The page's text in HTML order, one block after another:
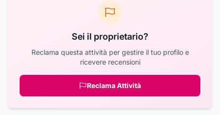
Sei il proprietario?
Reclama questa attività per gestire il tuo profilo e
ricevere recensioni
Reclama Attività